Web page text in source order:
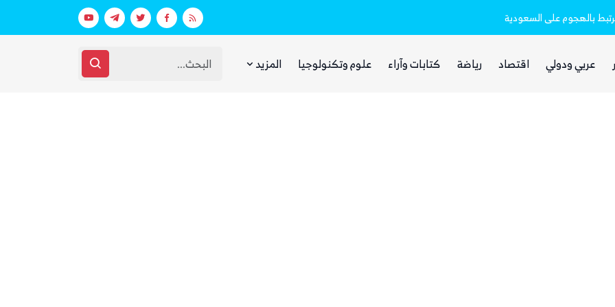
بالهجوم على السعودية
عربي ودولي اقتصاد رياضة كتابات وآراء علوم وتكنولوجيا المزيد